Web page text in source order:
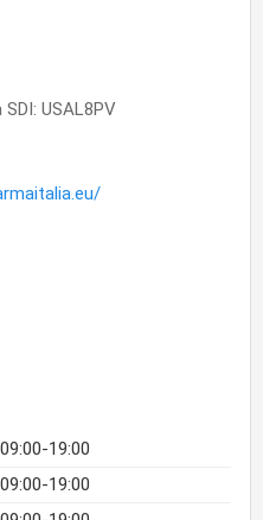
USAL8PV
09:00-19:00
09:00-19:00